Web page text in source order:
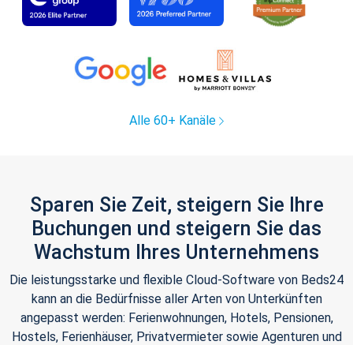
Alle 60+ Kanäle
Sparen Sie Zeit, steigern Sie Ihre
Buchungen und steigern Sie das
Wachstum Ihres Unternehmens
Die leistungsstarke und flexible Cloud-Software von Beds24
kann an die Bedürfnisse aller Arten von Unterkünften
angepasst werden: Ferienwohnungen, Hotels, Pensionen,
Hostels, Ferienhäuser, Privatvermieter sowie Agenturen und